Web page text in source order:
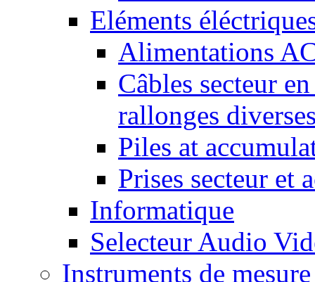
Eléments
Alimentations
Câbles secteur
rallonges
Piles at
Prises secteur et
Informatique
Selecteur Audio
Instruments de